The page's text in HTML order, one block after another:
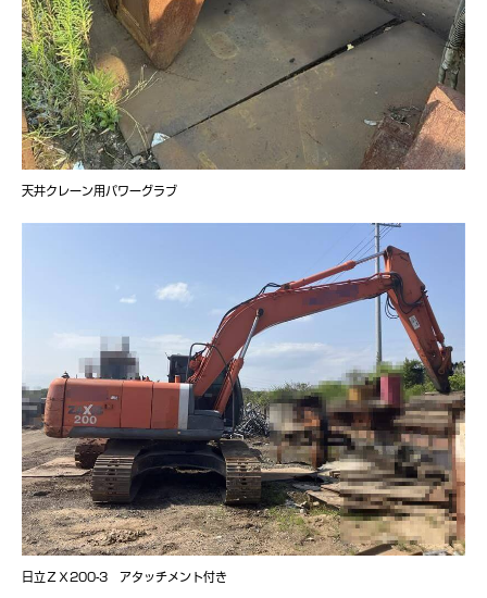
天井クレーン用パワーグラブ
日立ＺＸ200-3 アタッチメント付き